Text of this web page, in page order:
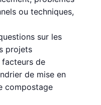
ou techniques,
sur les
projets
facteurs de
de mise en
compostage